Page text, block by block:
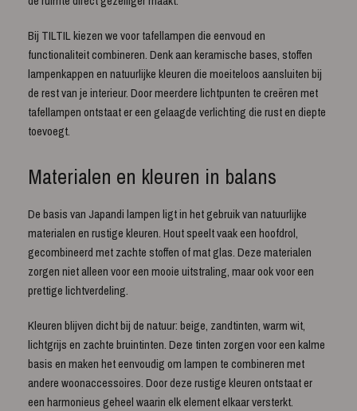
Bij TILTIL kiezen we voor tafellampen die eenvoud en
functionaliteit combineren. Denk aan keramische bases, stoffen
lampenkappen en natuurlijke kleuren die moeiteloos aansluiten bij
de rest van je interieur. Door meerdere lichtpunten te creëren met
tafellampen ontstaat er een gelaagde verlichting die rust en diepte
toevoegt.
Materialen en kleuren in balans
De basis van Japandi lampen ligt in het gebruik van natuurlijke
materialen en rustige kleuren. Hout speelt vaak een hoofdrol,
gecombineerd met zachte stoffen of mat glas. Deze materialen
zorgen niet alleen voor een mooie uitstraling, maar ook voor een
prettige lichtverdeling.
Kleuren blijven dicht bij de natuur: beige, zandtinten, warm wit,
lichtgrijs en zachte bruintinten. Deze tinten zorgen voor een kalme
basis en maken het eenvoudig om lampen te combineren met
andere woonaccessoires. Door deze rustige kleuren ontstaat er
een harmonieus geheel waarin elk element elkaar versterkt.